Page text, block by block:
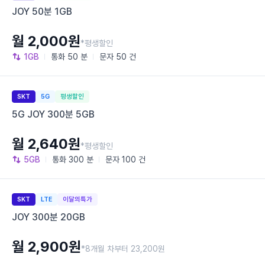
JOY 50분 1GB
1GB 통화 50 분 문자 50 건
월 2,000원*평생할인
SKT 5G 평생할인
5G JOY 300분 5GB
5GB 통화 300 분 문자 100 건
월 2,640원*평생할인
SKT LTE 이달의특가
JOY 300분 20GB
월 2,900원*8개월 차부터 23,200원